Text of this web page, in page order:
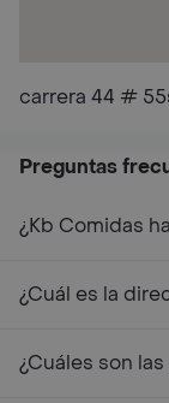
carrera 44 #
Preguntas
¿Kb Comidas
¿Cuál es la
¿Cuáles son